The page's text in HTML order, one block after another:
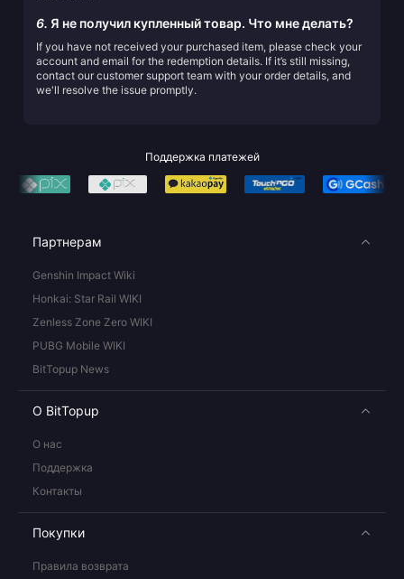
6. Я не получил купленный товар. Что мне делать?
If you have not received your purchased item, please check your
account and email for the redemption details. If it’s still missing,
contact our customer support team with your order details, and
we'll resolve the issue promptly.
Поддержка платежей
Партнерам
Genshin Impact Wiki
Honkai: Star Rail WIKI
Zenless Zone Zero WIKI
PUBG Mobile WIKI
BitTopup News
О BitTopup
О нас
Поддержка
Контакты
Покупки
Правила возврата